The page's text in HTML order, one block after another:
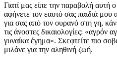
Γιατί μας είπε την παραβολή αυτή
αφήνετε τον εαυτό σας παιδιά
για σας από τον ουρανό στη γη,
τις άνοστες δικαιολογίες:
γυναίκα έγημα». Σκεφτείτε πιο
μιλάνε για την αληθινή ζωή.